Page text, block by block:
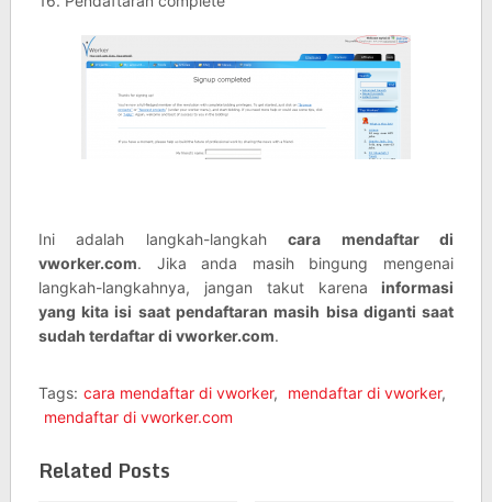
Ini adalah langkah-langkahcara mendaftar di
vworker.com. Jika anda masih bingung mengenai
langkah-langkahnya, jangan takut karena informasi
yang kita isi saat pendaftaran masih bisa diganti saat
sudah terdaftar di vworker.com.
Tags: cara mendaftar di vworker, mendaftar di vworker,
mendaftar di vworker.com
Related Posts